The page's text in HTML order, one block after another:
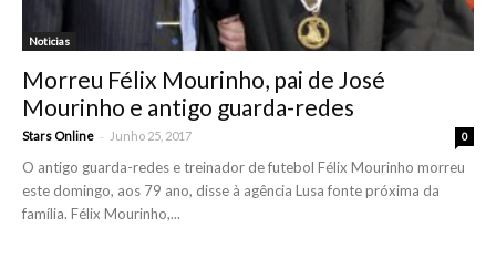
Noticias
Morreu Félix Mourinho, pai de José
Mourinho e antigo guarda-redes
Stars Online - Junho 25, 2017 0
O antigo guarda-redes e treinador de futebol Félix Mourinho morreu
este domingo, aos 79 ano, disse à agência Lusa fonte próxima da
família. Félix Mourinho,...